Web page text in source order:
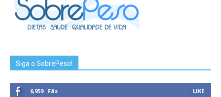
Siga o SobrePeso!
6,959 Fãs LIKE